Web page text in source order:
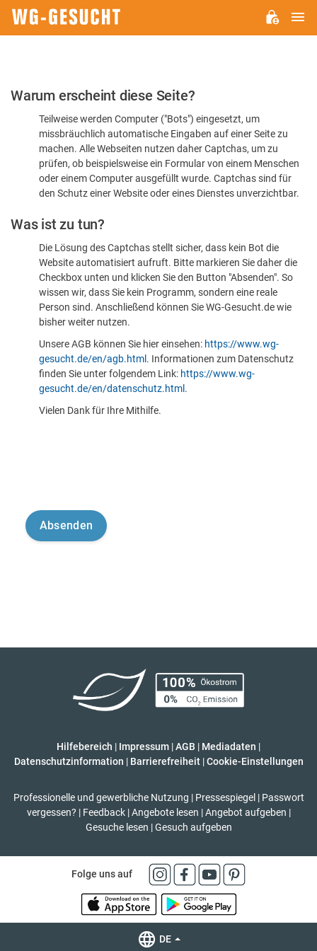
Bitte
dass
sind
Warum erscheint diese Seite?
Teilweise werden Computer ("Bots") eingesetzt, um
missbräuchlich automatische Eingaben auf einer Seite zu
machen. Alle Webseiten nutzen daher Captchas, um zu
prüfen, ob beispielsweise ein Formular von einem Menschen
oder einem Computer ausgefüllt wurde. Captchas sind für
den Schutz einer Website oder eines Dienstes unverzichtbar.
Was ist zu tun?
Die Lösung des Captchas stellt sicher, dass kein Bot die
Website automatisiert aufruft. Bitte markieren Sie daher die
Checkbox unten und klicken Sie den Button "Absenden". So
wissen wir, dass Sie kein Programm, sondern eine reale
Person sind. Anschließend können Sie WG-Gesucht.de wie
bisher weiter nutzen.
Unsere AGB können Sie hier einsehen: https://www.wg-
gesucht.de/en/agb.html . Informationen zum Datenschutz
finden Sie unter folgendem Link: https://www.wg-
gesucht.de/en/datenschutz.html .
Vielen Dank für Ihre Mithilfe.
Hilfebereich | Impressum |AGB | Mediadaten |
Datenschutzinformation | Barrierefreiheit | Cookie-Einstellungen
Professionelle und gewerbliche Nutzung | Pressespiegel | Passwort
vergessen? | Feedback | Angebote lesen | Angebot aufgeben |
Gesuche lesen | Gesuch aufgeben
Folge uns auf
DE